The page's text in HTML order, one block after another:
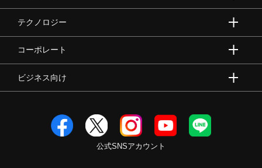
テクノロジー
コーポレート
ビジネス向け
公式SNSアカウント